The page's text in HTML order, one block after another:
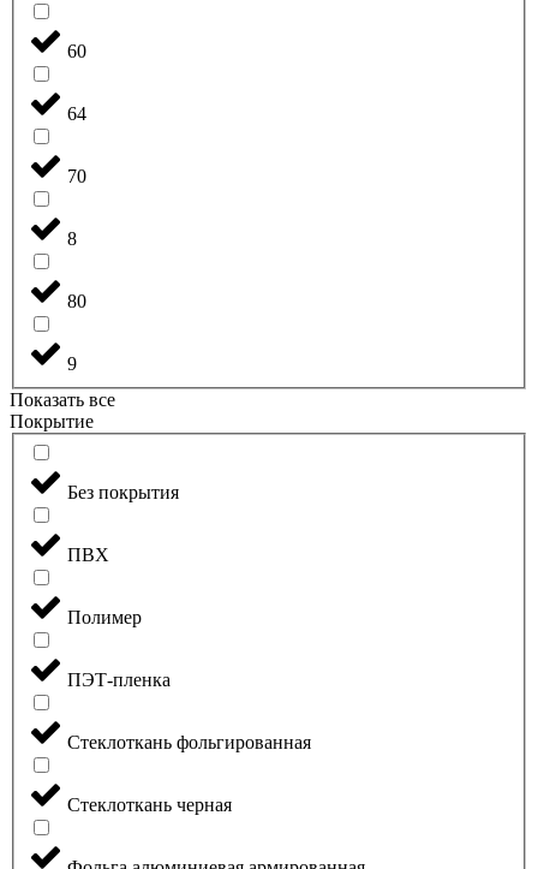
60
64
70
8
80
9
Показать все
Покрытие
Без покрытия
ПВХ
Полимер
ПЭТ-пленка
Стеклоткань фольгированная
Стеклоткань черная